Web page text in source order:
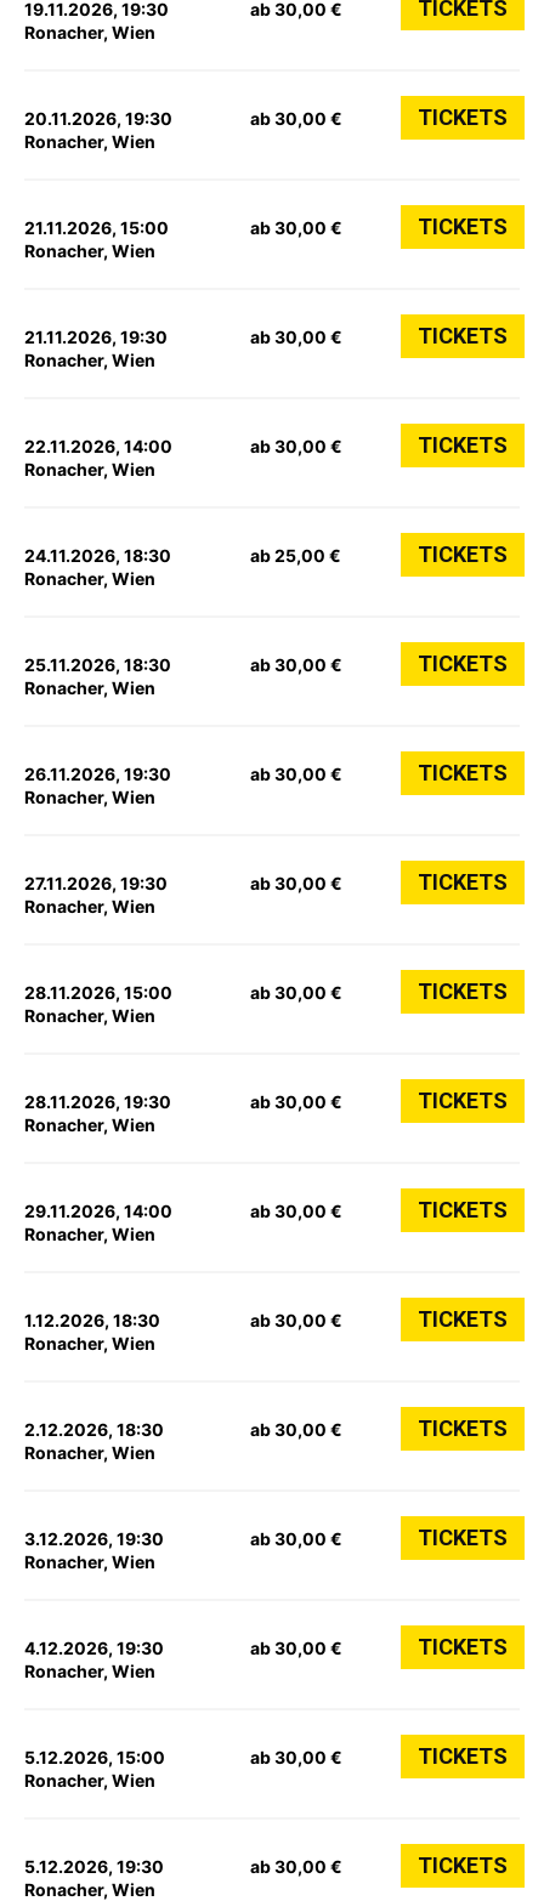
19.11.2026, 19:30
Ronacher, Wien
ab 30,00 € TICKETS
20.11.2026, 19:30
Ronacher, Wien
ab 30,00 € TICKETS
21.11.2026, 15:00
Ronacher, Wien
ab 30,00 € TICKETS
21.11.2026, 19:30
Ronacher, Wien
ab 30,00 € TICKETS
22.11.2026, 14:00
Ronacher, Wien
ab 30,00 € TICKETS
24.11.2026, 18:30
Ronacher, Wien
ab 25,00 € TICKETS
25.11.2026, 18:30
Ronacher, Wien
ab 30,00 € TICKETS
26.11.2026, 19:30
Ronacher, Wien
ab 30,00 € TICKETS
27.11.2026, 19:30
Ronacher, Wien
ab 30,00 € TICKETS
28.11.2026, 15:00
Ronacher, Wien
ab 30,00 € TICKETS
28.11.2026, 19:30
Ronacher, Wien
ab 30,00 € TICKETS
29.11.2026, 14:00
Ronacher, Wien
ab 30,00 € TICKETS
1.12.2026, 18:30
Ronacher, Wien
ab 30,00 € TICKETS
2.12.2026, 18:30
Ronacher, Wien
ab 30,00 € TICKETS
3.12.2026, 19:30
Ronacher, Wien
ab 30,00 € TICKETS
4.12.2026, 19:30
Ronacher, Wien
ab 30,00 € TICKETS
5.12.2026, 15:00
Ronacher, Wien
ab 30,00 € TICKETS
5.12.2026, 19:30
Ronacher, Wien
ab 30,00 € TICKETS